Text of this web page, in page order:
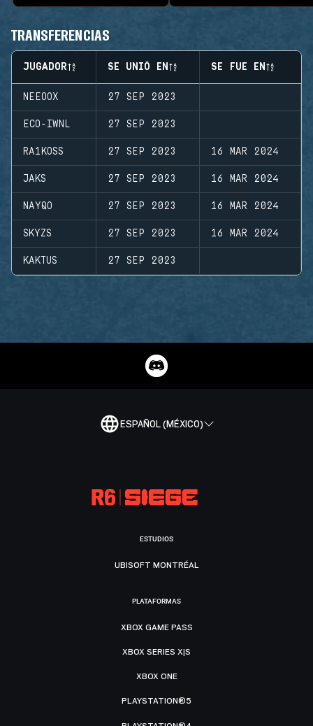
TRANSFERENCIAS
JUGADOR SE UNIÓ EN SE FUE EN
NEEOOX 27 SEP 2023
ECO-IWNL 27 SEP 2023
RA1KOSS 27 SEP 2023 16 MAR 2024
JAKS 27 SEP 2023 16 MAR 2024
NAYQO 27 SEP 2023 16 MAR 2024
SKYZS 27 SEP 2023 16 MAR 2024
KAKTUS 27 SEP 2023
ESPAÑOL (MÉXICO)
ESTUDIOS
UBISOFT MONTRÉAL
PLATAFORMAS
XBOX GAME PASS
XBOX SERIES X|S
XBOX ONE
PLAYSTATION®5